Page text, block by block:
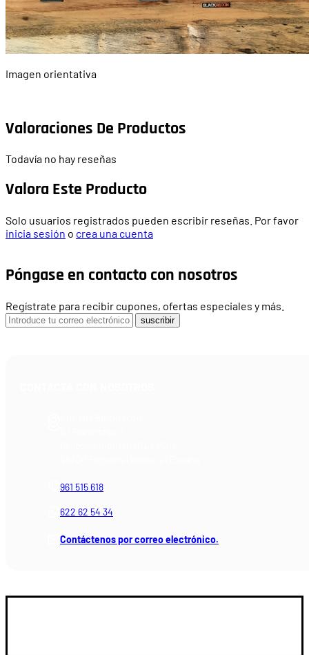
Imagen orientativa
Valoraciones De Productos
Todavía no hay reseñas
Valora Este Producto
Solo usuarios registrados pueden escribir reseñas. Por favor
inicia sesión o crea una cuenta
Póngase en contacto con nosotros
Regístrate para recibir cupones, ofertas especiales y más.
suscribir
961 515 618
622 62 54 34
Contáctenos por correo electrónico.